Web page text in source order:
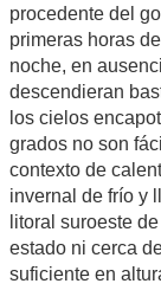
procedente del
primeras horas
noche, en
descendieran
los cielos
grados no son
contexto de
invernal de frío y
litoral suroeste
estado ni cerca
suficiente en